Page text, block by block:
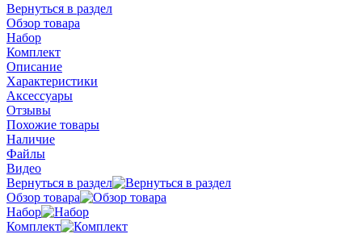
Вернуться в раздел
Обзор товара
Набор
Комплект
Описание
Характеристики
Аксессуары
Отзывы
Похожие товары
Наличие
Файлы
Видео
Вернуться в раздел
Обзор товара
Набор
Комплект